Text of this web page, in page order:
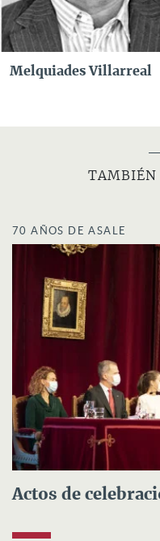
Melquiades Villarreal
TAMBIÉN
70 AÑOS DE ASALE
Actos de